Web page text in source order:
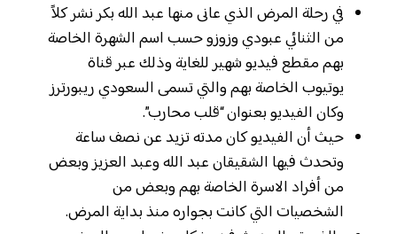
في رحلة المرض الذي عانى منها عبد الله بكر نشر كلاً
من الثنائي عبودي وزوزو حسب اسم الشهرة الخاصة
بهم مقطع فيديو شهير للغاية وذلك عبر قناة
يوتيوب الخاصة بهم والتي تسمى السعودي ريبورترز
وكان الفيديو بعنوان “قلب محارب”.
حيث أن الفيديو كان مدته تزيد عن نصف ساعة
وتحدث فيها الشقيقان عبد الله وعبد العزيز وبعض
من أفراد الاسرة الخاصة بهم وبعض من
الشخصيات التي كانت بجواره منذ بداية المرض.